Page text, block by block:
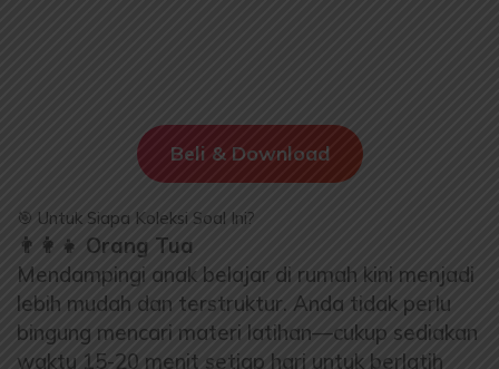
Beli & Download
🎯 Untuk Siapa Koleksi Soal Ini?
👨👩👧 Orang Tua
Mendampingi anak belajar di rumah kini menjadi
lebih mudah dan terstruktur. Anda tidak perlu
bingung mencari materi latihan—cukup sediakan
waktu 15-20 menit setiap hari untuk berlatih